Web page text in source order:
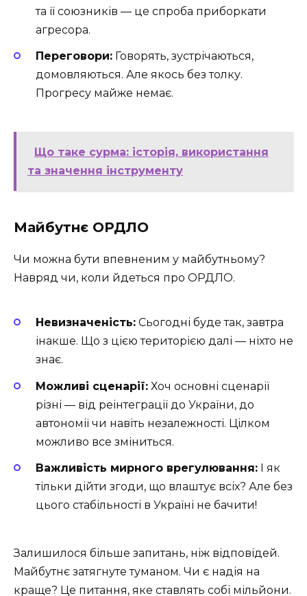
та її союзників — це спроба приборкати
агресора.
Переговори: Говорять, зустрічаються,
домовляються. Але якось без толку.
Прогресу майже немає.
Що таке сурма: історія, використання
та значення інструменту
Майбутнє ОРДЛО
Чи можна бути впевненим у майбутньому?
Навряд чи, коли йдеться про ОРДЛО.
Невизначеність: Сьогодні буде так, завтра
інакше. Що з цією територією далі — ніхто не
знає.
Можливі сценарії: Хоч основні сценарії
різні — від реінтеграції до України, до
автономії чи навіть незалежності. Цілком
можливо все зміниться.
Важливість мирного врегулювання: І як
тільки дійти згоди, що влаштує всіх? Але без
цього стабільності в Україні не бачити!
Залишилося більше запитань, ніж відповідей.
Майбутнє затягнуте туманом. Чи є надія на
краще? Це питання, яке ставлять собі мільйони.